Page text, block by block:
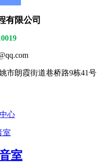
有限公司
市朗霞街道巷桥路9栋41号
心
室